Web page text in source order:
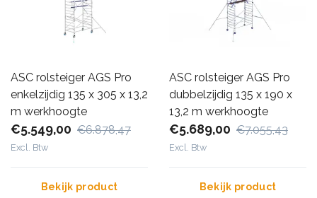
ASC rolsteiger AGS Pro
enkelzijdig 135 x 305 x 13,2
m werkhoogte
€5.549,00 €6.878,47
Excl. Btw
Bekijk product
ASC rolsteiger AGS Pro
dubbelzijdig 135 x 190 x
13,2 m werkhoogte
€5.689,00 €7.055,43
Excl. Btw
Bekijk product